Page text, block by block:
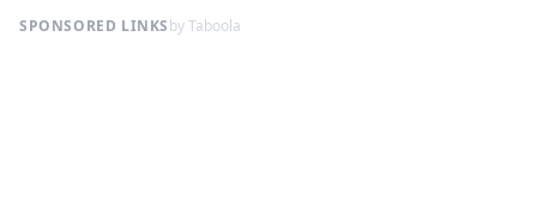
SPONSORED LINKSby Taboola